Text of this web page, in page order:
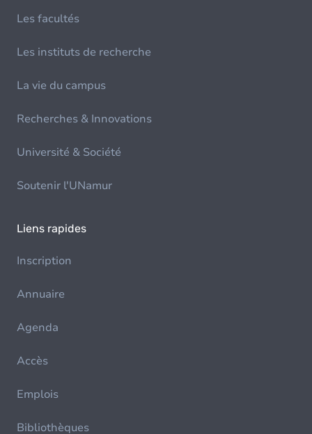
Les facultés
Les instituts de recherche
La vie du campus
Recherches & Innovations
Université & Société
Soutenir l'UNamur
Liens rapides
Inscription
Annuaire
Agenda
Accès
Emplois
Bibliothèques